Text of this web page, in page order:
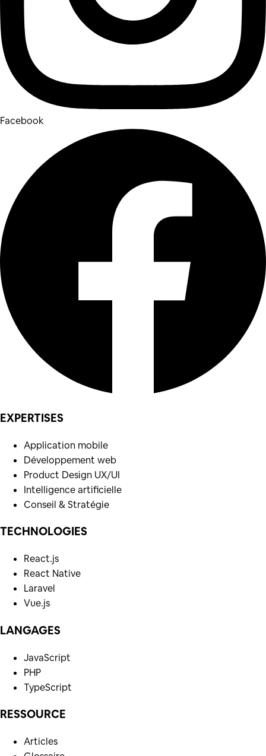
Facebook
EXPERTISES
Application mobile
Développement web
Product Design UX/UI
Intelligence artificielle
Conseil & Stratégie
TECHNOLOGIES
React.js
React Native
Laravel
Vue.js
LANGAGES
JavaScript
PHP
TypeScript
RESSOURCE
Articles